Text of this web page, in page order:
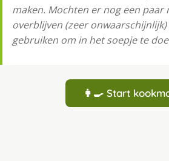
maken. Mochten er nog een paar
overblijven (zeer
gebruiken om in het soepje te
👩‍🍳 Start